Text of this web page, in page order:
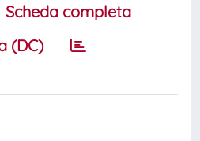
Scheda completa
(DC)